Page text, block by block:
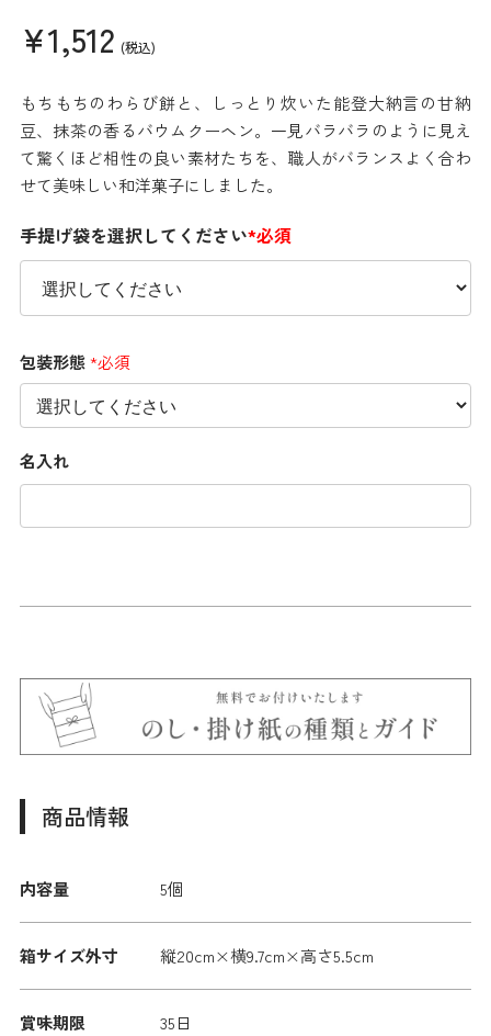
¥1,512 (税込)
もちもちのわらび餅と、しっとり炊いた能登大納言の甘納
豆、抹茶の香るバウムクーヘン。一見バラバラのように見え
て驚くほど相性の良い素材たちを、職人がバランスよく合わ
せて美味しい和洋菓子にしました。
手提げ袋を選択してください*必須
包装形態*必須
名入れ
商品情報
内容量 5個
箱サイズ外寸 縦20cm×横9.7cm×高さ5.5cm
賞味期限
35日